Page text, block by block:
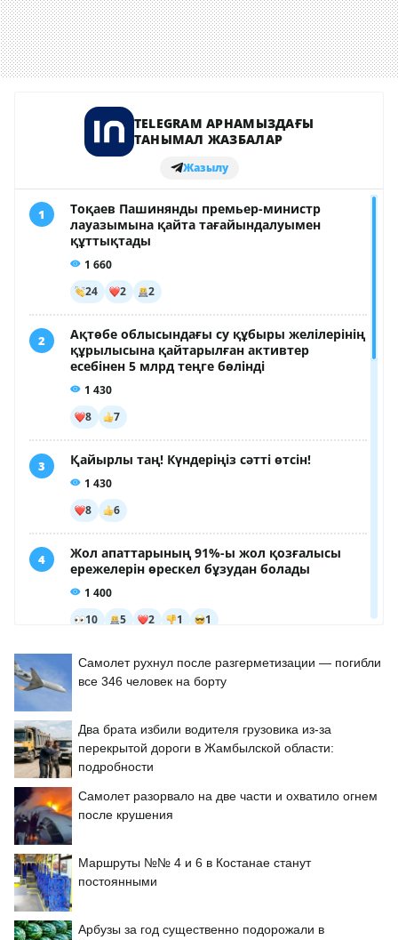
Самолет рухнул после разгерметизации — погибли
все 346 человек на борту
Два брата избили водителя грузовика из-за
перекрытой дороги в Жамбылской области:
подробности
Самолет разорвало на две части и охватило огнем
после крушения
Маршруты №№ 4 и 6 в Костанае станут
постоянными
Арбузы за год существенно подорожали в